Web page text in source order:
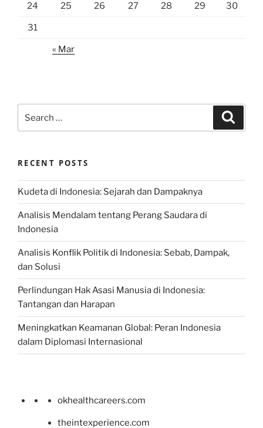
24 25 26 27 28 29 30
31
« Mar
for:
RECENT POSTS
Kudeta di Indonesia: Sejarah dan Dampaknya
Analisis Mendalam tentang Perang Saudara di
Indonesia
Analisis Konflik Politik di Indonesia: Sebab, Dampak,
dan Solusi
Perlindungan Hak Asasi Manusia di Indonesia:
Tantangan dan Harapan
Meningkatkan Keamanan Global: Peran Indonesia
dalam Diplomasi Internasional
okhealthcareers.com
theintexperience.com